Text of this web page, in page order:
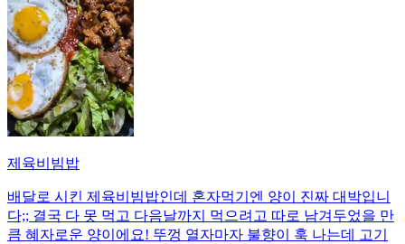
제육비빔밥
배달로 시킨 제육비빔밥인데 혼자먹기엔 양이 진짜 대박입니
다;; 결국 다 못 먹고 다음날까지 먹으려고 따로 남겨두었을 만
큼 혜자로운 양이에요! 뚜껑 열자마자 불향이 훅 나는데 고기